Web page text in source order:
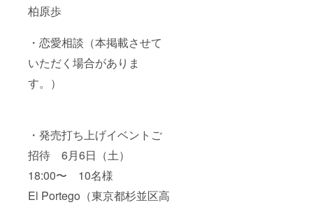
柏原歩
・恋愛相談（本掲載させて
いただく場合がありま
す。）
・発売打ち上げイベントご
招待 6月6日（土）
18:00〜 10名様
El Portego（東京都杉並区高